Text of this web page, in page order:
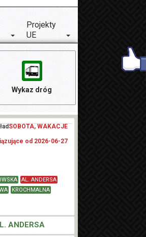
Projekty
UE
Wykaz dróg
SOBOTA, WAKACJE
od 2026-06-27
AL. ANDERSA
KROCHMALNA
ANDERSA